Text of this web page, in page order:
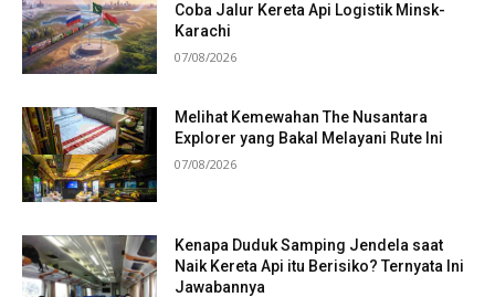
Coba Jalur Kereta Api Logistik Minsk-
Karachi
07/08/2026
Melihat Kemewahan The Nusantara
Explorer yang Bakal Melayani Rute Ini
07/08/2026
Kenapa Duduk Samping Jendela saat
Naik Kereta Api itu Berisiko? Ternyata Ini
Jawabannya